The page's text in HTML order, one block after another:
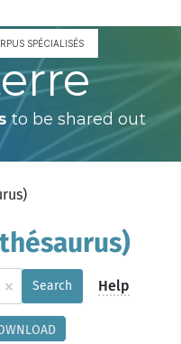
SPÉCIALISÉS
to be shared out
× Search Help